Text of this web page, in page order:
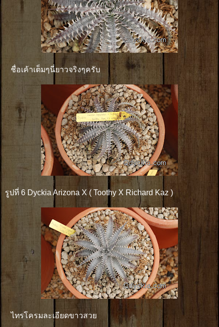
ชื่อเค้าเต็มๆนี่ยาวจริงๆครับ
รูปที่ 6 Dyckia Arizona X ( Toothy X Richard Kaz )
ไทรโครมละเอียดขาวสวย